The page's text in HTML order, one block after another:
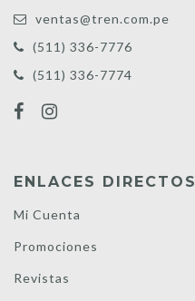
ventas@tren.com.pe
(511) 336-7776
(511) 336-7774
ENLACES DIRECTOS
Mi Cuenta
Promociones
Revistas